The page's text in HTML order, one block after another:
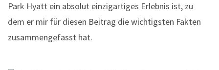
Park Hyatt ein absolut einzigartiges Erlebnis ist, zu
dem er mir für diesen Beitrag die wichtigsten Fakten
zusammengefasst hat.